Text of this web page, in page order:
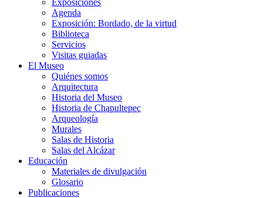
Exposiciones
Agenda
Exposición: Bordado, de la virtud
Biblioteca
Servicios
Visitas guiadas
El Museo
Quiénes somos
Arquitectura
Historia del Museo
Historia de Chapultepec
Arqueología
Murales
Salas de Historia
Salas del Alcázar
Educación
Materiales de divulgación
Glosario
Publicaciones